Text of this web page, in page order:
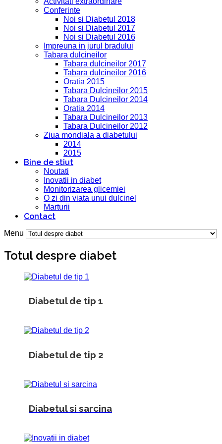
Conferinte
Noi si Diabetul 2018
Noi si Diabetul 2017
Noi si Diabetul 2016
Impreuna in jurul bradului
Tabara dulcineilor
Tabara dulcineilor 2017
Tabara dulcineilor 2016
Oratia 2015
Tabara Dulcineilor 2015
Tabara Dulcineilor 2014
Oratia 2014
Tabara Dulcineilor 2013
Tabara Dulcineilor 2012
Ziua mondiala a diabetului
2014
2015
Bine de stiut
Noutati
Inovatii in diabet
Monitorizarea glicemiei
O zi din viata unui dulcinel
Marturii
Contact
Menu
Totul despre diabet
Diabetul de tip 1
Diabetul de tip 2
Diabetul si sarcina